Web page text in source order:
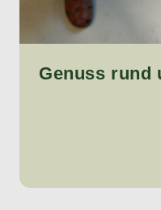
Genuss rund